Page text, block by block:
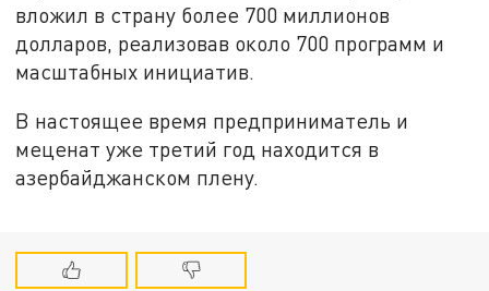
вложил в страну более 700 миллионов
долларов, реализовав около 700 программ и
масштабных инициатив.
В настоящее время предприниматель и
меценат уже третий год находится в
азербайджанском плену.